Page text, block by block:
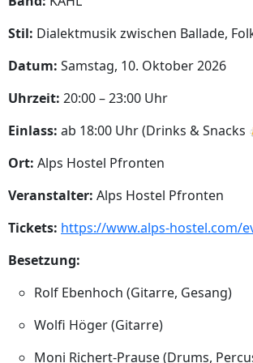
Stil: Dialektmusik zwischen Ballade,
Datum: Samstag, 10. Oktober 2026
Uhrzeit: 20:00 – 23:00 Uhr
Einlass: ab 18:00 Uhr (Drinks & Snacks
Ort: Alps Hostel Pfronten
Veranstalter: Alps Hostel Pfronten
Tickets: https://www.alps-hostel.com/
Besetzung:
Rolf Ebenhoch (Gitarre, Gesang)
Wolfi Höger (Gitarre)
Moni Richert-Prause (Drums,